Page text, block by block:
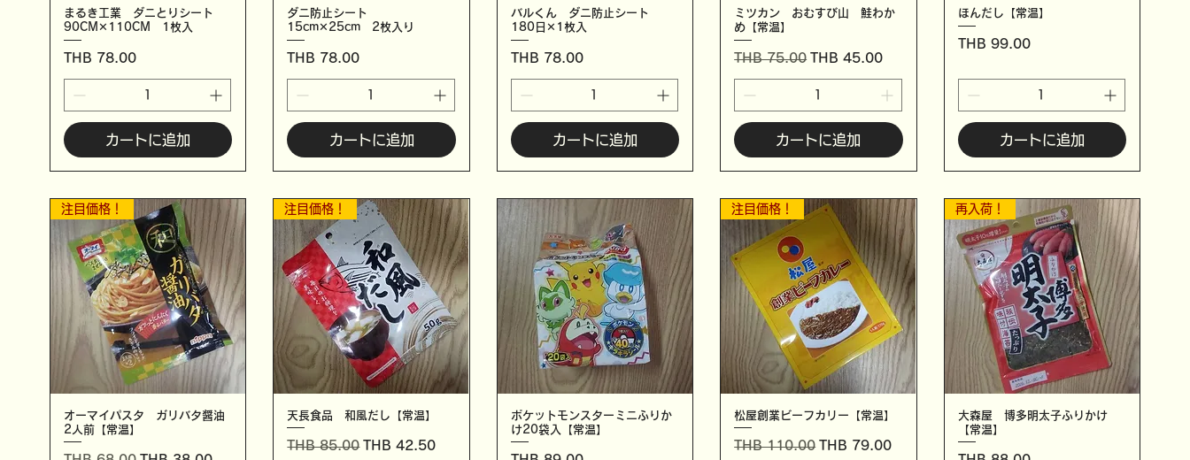
まるき工業 ダニとりシート
90CM✕110CM 1枚入
価格
THB 78.00
カートに追加
ダニ防止シート
15cm✕25cm 2枚入り
価格
THB 78.00
カートに追加
バルくん ダニ防止シート
180日✕1枚入
価格
THB 78.00
カートに追加
ミツカン おむすび山 鮭わか
め【常温】
通常価格
THB 75.00 セール価格
THB 45.00
カートに追加
ほんだし【常温】
価格
THB 99.00
カートに追加
注目価格！
オーマイパスタ ガリバタ醤油
2人前【常温】
注目価格！
天長食品 和風だし【常温】
通常価格
THB 85.00 セール価格
THB 42.50
ポケットモンスターミニふりか
け20袋入【常温】
注目価格！
松屋創業ビーフカリー【常温】
通常価格
THB 110.00 セール価格
THB 79.00
再入荷！
大森屋 博多明太子ふりかけ
【常温】